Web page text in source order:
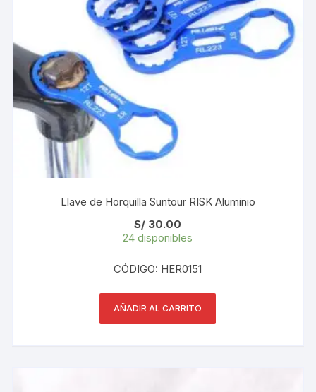
Llave de Horquilla Suntour RISK Aluminio
S/ 30.00
24 disponibles
CÓDIGO: HER0151
AÑADIR AL CARRITO